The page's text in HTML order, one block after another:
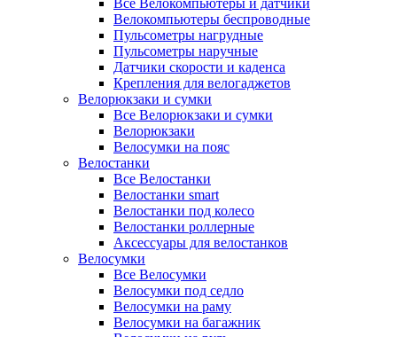
Все Велокомпьютеры и датчики
Велокомпьютеры беспроводные
Пульсометры нагрудные
Пульсометры наручные
Датчики скорости и каденса
Крепления для велогаджетов
Велорюкзаки и сумки
Все Велорюкзаки и сумки
Велорюкзаки
Велосумки на пояс
Велостанки
Все Велостанки
Велостанки smart
Велостанки под колесо
Велостанки роллерные
Аксессуары для велостанков
Велосумки
Все Велосумки
Велосумки под седло
Велосумки на раму
Велосумки на багажник